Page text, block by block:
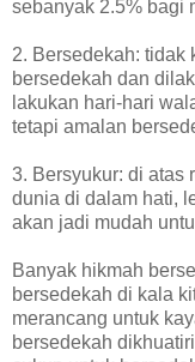
sebanyak 2.5% bagi
2. Bersedekah: tidak
bersedekah dan
lakukan hari-hari
tetapi amalan
3. Bersyukur: di atas
dunia di dalam hati,
akan jadi mudah
Banyak hikmah
bersedekah di kala
merancang untuk
bersedekah